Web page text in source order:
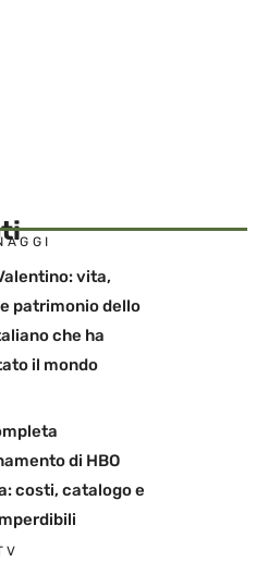
vita,
patrimonio dello
che ha
il mondo
di HBO
costi, catalogo e